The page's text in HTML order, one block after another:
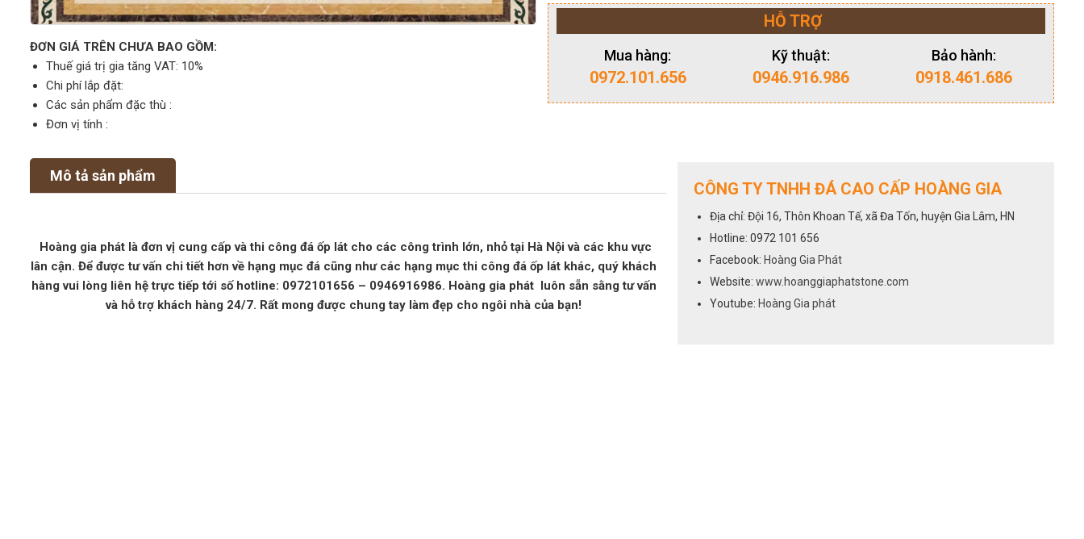
ĐƠN GIÁ TRÊN CHƯA BAO GỒM:
Thuế giá trị gia tăng VAT: 10%
Chi phí lắp đặt:
Các sản phẩm đặc thù :
Đơn vị tính :
HỖ TRỢ
Mua hàng:
0972.101.656
Kỹ thuật:
0946.916.986
Bảo hành:
0918.461.686
Mô tả sản phẩm
Hoàng gia phát là đơn vị cung cấp và thi công đá ốp lát cho các công trình lớn, nhỏ tại Hà Nội và các khu vực
lân cận. Để được tư vấn chi tiết hơn về hạng mục đá cũng như các hạng mục thi công đá ốp lát khác, quý khách
hàng vui lòng liên hệ trực tiếp tới số hotline: 0972101656 – 0946916986. Hoàng gia phát luôn sẵn sằng tư vấn
và hỗ trợ khách hàng 24/7. Rất mong được chung tay làm đẹp cho ngôi nhà của bạn!
CÔNG TY TNHH ĐÁ CAO CẤP HOÀNG GIA
Địa chỉ: Đội 16, Thôn Khoan Tế, xã Đa Tốn, huyện Gia Lâm, HN
Hotline: 0972 101 656
Facebook: Hoàng Gia Phát
Website: www.hoanggiaphatstone.com
Youtube: Hoàng Gia phát